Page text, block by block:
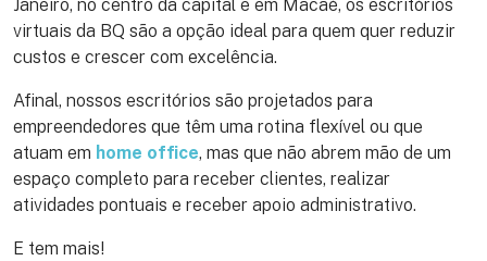
Janeiro, no centro da capital e em Macaé, os escritórios
virtuais da BQ são a opção ideal para quem quer reduzir
custos e crescer com excelência.
Afinal, nossos escritórios são projetados para
empreendedores que têm uma rotina flexível ou que
atuam em home office, mas que não abrem mão de um
espaço completo para receber clientes, realizar
atividades pontuais e receber apoio administrativo.
E tem mais!